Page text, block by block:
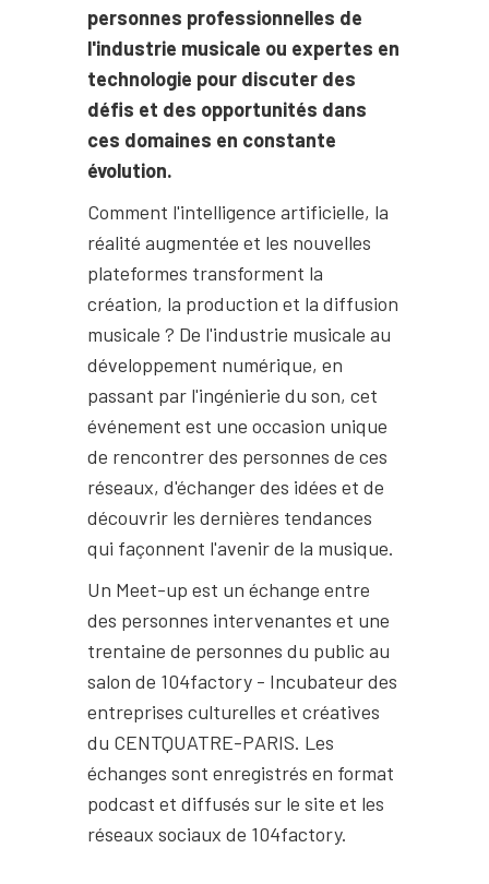
personnes professionnelles de
l'industrie musicale ou expertes en
technologie pour discuter des
défis et des opportunités dans
ces domaines en constante
évolution.
Comment l'intelligence artificielle, la
réalité augmentée et les nouvelles
plateformes transforment la
création, la production et la diffusion
musicale ? De l'industrie musicale au
développement numérique, en
passant par l'ingénierie du son, cet
événement est une occasion unique
de rencontrer des personnes de ces
réseaux, d'échanger des idées et de
découvrir les dernières tendances
qui façonnent l'avenir de la musique.
Un Meet-up est un échange entre
des personnes intervenantes et une
trentaine de personnes du public au
salon de 104factory - Incubateur des
entreprises culturelles et créatives
du CENTQUATRE-PARIS. Les
échanges sont enregistrés en format
podcast et diffusés sur le site et les
réseaux sociaux de 104factory.